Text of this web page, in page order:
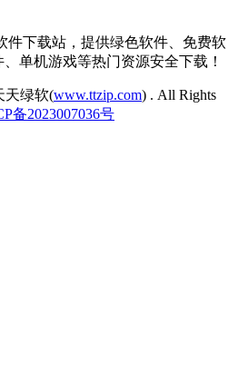
件下载站，提供绿色软件、免费软
单机游戏等热门资源安全下载！
天绿软(www.ttzip.com) . All Rights
备2023007036号